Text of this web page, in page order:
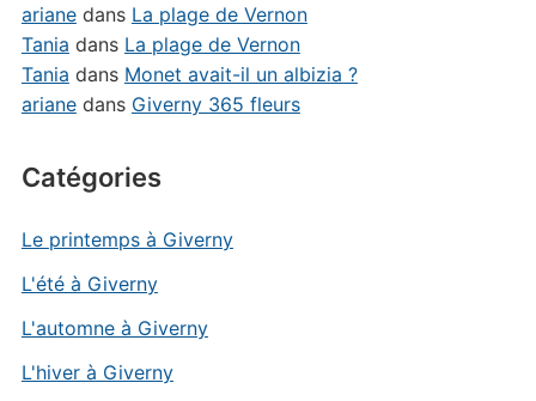
arianedans La plage de Vernon
Tania dans La plage de Vernon
Tania dans Monet avait-il un albizia ?
arianedans Giverny 365 fleurs
Catégories
Le printemps à Giverny
L'été à Giverny
L'automne à Giverny
L'hiver à Giverny